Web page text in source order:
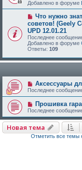
Добавлено в форуме
Что нужно
советов! (Geely
UPD 12.01.21
Последнее
Добавлено в форуме
Ответы: 109
Аксессуары
Последнее
Прошивка
Последнее
Новая тема
Отметить все темы